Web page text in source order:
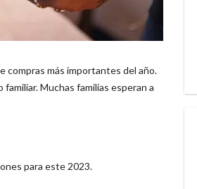
compras más importantes del año.
Muchas familias esperan a
para este 2023.